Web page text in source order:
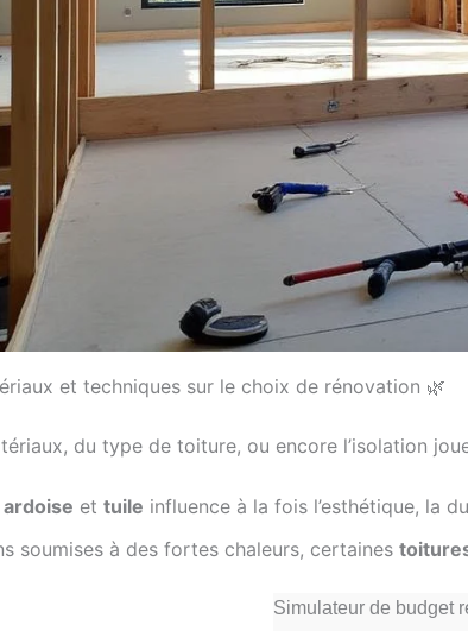
et techniques sur le choix de rénovation 🌿
du type de toiture, ou encore l’isolation
ardoise et tuile influence à la fois l’esthétique, la
soumises à des fortes chaleurs, certaines
Simulateur de budget